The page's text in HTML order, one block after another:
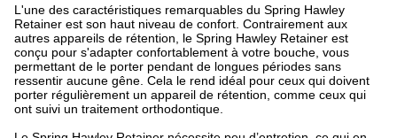
L'une des caractéristiques remarquables du Spring Hawley
Retainer est son haut niveau de confort. Contrairement aux
autres appareils de rétention, le Spring Hawley Retainer est
conçu pour s'adapter confortablement à votre bouche, vous
permettant de le porter pendant de longues périodes sans
ressentir aucune gêne. Cela le rend idéal pour ceux qui doivent
porter régulièrement un appareil de rétention, comme ceux qui
ont suivi un traitement orthodontique.